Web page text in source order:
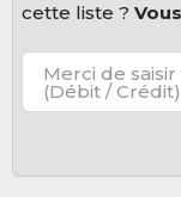
cette liste ?
Merci de
(Débit /